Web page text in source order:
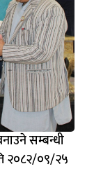
सम्बन्धी
२०८२/०९/२५